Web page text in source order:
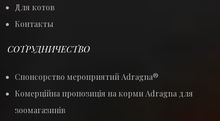
Для котов
Контакты
СОТРУДНИЧЕСТВО
Спонсорство мероприятий Adragna®
Комерційна пропозиція на корми Adragna для
зоомагазинів